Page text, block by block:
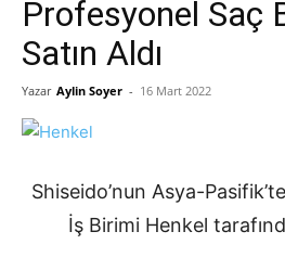
Profesyonel Saç
Satın Aldı
Yazar Aylin Soyer - 16 Mart 2022
Shiseido’nun Asya-
İş Birimi Henkel